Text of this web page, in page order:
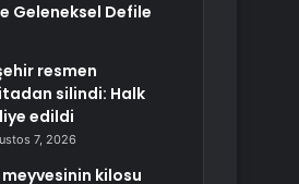
Geleneksel Defile
resmen
silindi: Halk
edildi
7, 2026
meyvesinin kilosu